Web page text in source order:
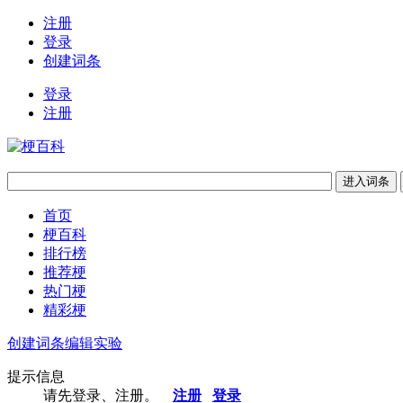
注册
登录
创建词条
登录
注册
首页
梗百科
排行榜
推荐梗
热门梗
精彩梗
创建词条编辑实验
提示信息
请先登录、注册。 注册 登录